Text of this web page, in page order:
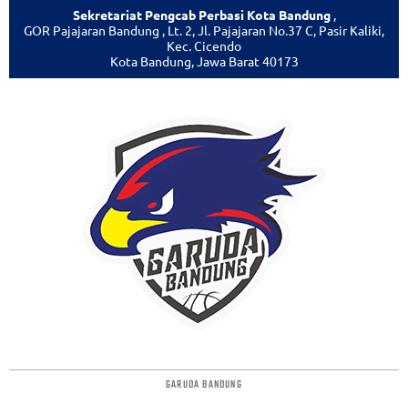
Sekretariat Pengcab Perbasi Kota Bandung ,
GOR Pajajaran Bandung , Lt. 2, Jl. Pajajaran No.37 C, Pasir Kaliki,
Kec. Cicendo
Kota Bandung, Jawa Barat 40173
GARUDA BANDUNG